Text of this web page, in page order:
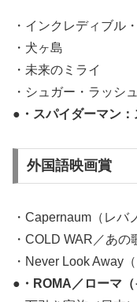
・インクレディブル
・犬ヶ島
・未来のミライ
・シュガー・ラッシ
●・スパイダーマン
外国語映画賞
・Capernaum（レバ
・COLD WAR／あの
・Never Look Away（
●・ROMA／ローマ（